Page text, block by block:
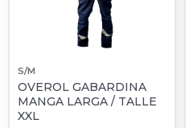
S/M
OVEROL GABARDINA
MANGA LARGA / TALLE
XXL